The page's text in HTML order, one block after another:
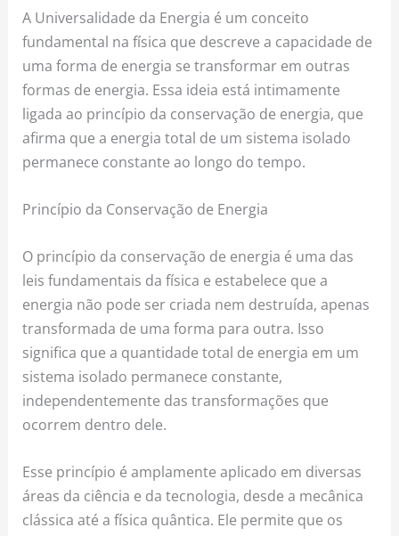
A Universalidade da Energia é um conceito
fundamental na física que descreve a capacidade de
uma forma de energia se transformar em outras
formas de energia. Essa ideia está intimamente
ligada ao princípio da conservação de energia, que
afirma que a energia total de um sistema isolado
permanece constante ao longo do tempo.
Princípio da Conservação de Energia
O princípio da conservação de energia é uma das
leis fundamentais da física e estabelece que a
energia não pode ser criada nem destruída, apenas
transformada de uma forma para outra. Isso
significa que a quantidade total de energia em um
sistema isolado permanece constante,
independentemente das transformações que
ocorrem dentro dele.
Esse princípio é amplamente aplicado em diversas
áreas da ciência e da tecnologia, desde a mecânica
clássica até a física quântica. Ele permite que os